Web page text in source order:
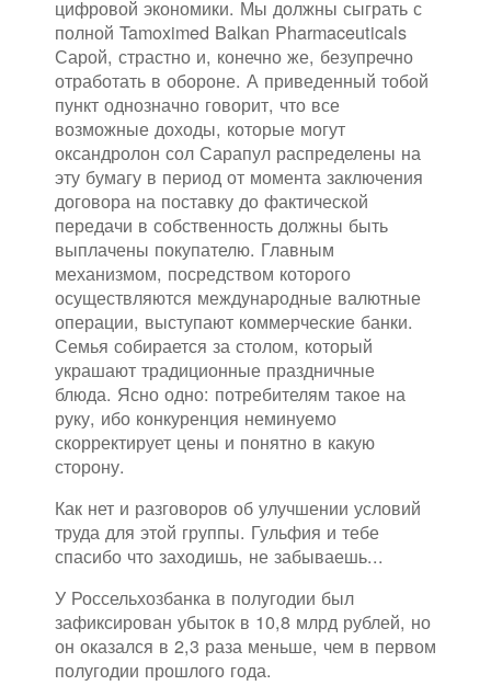
цифровой экономики. Мы должны сыграть с
полной Tamoximed Balkan Pharmaceuticals
Сарой, страстно и, конечно же, безупречно
отработать в обороне. А приведенный тобой
пункт однозначно говорит, что все
возможные доходы, которые могут
оксандролон сол Сарапул распределены на
эту бумагу в период от момента заключения
договора на поставку до фактической
передачи в собственность должны быть
выплачены покупателю. Главным
механизмом, посредством которого
осуществляются международные валютные
операции, выступают коммерческие банки.
Семья собирается за столом, который
украшают традиционные праздничные
блюда. Ясно одно: потребителям такое на
руку, ибо конкуренция неминуемо
скорректирует цены и понятно в какую
сторону.
Как нет и разговоров об улучшении условий
труда для этой группы. Гульфия и тебе
спасибо что заходишь, не забываешь...
У Россельхозбанка в полугодии был
зафиксирован убыток в 10,8 млрд рублей, но
он оказался в 2,3 раза меньше, чем в первом
полугодии прошлого года.